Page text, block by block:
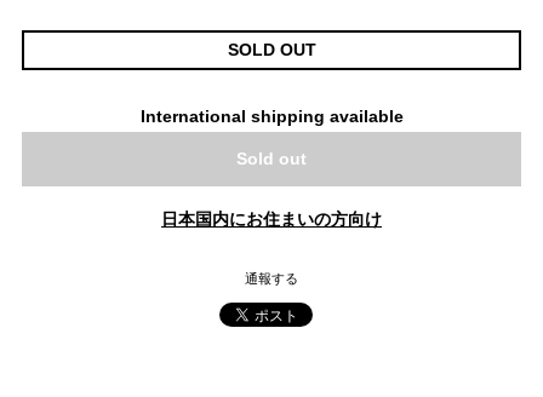
SOLD OUT
International shipping available
Sold out
日本国内にお住まいの方向け
通報する